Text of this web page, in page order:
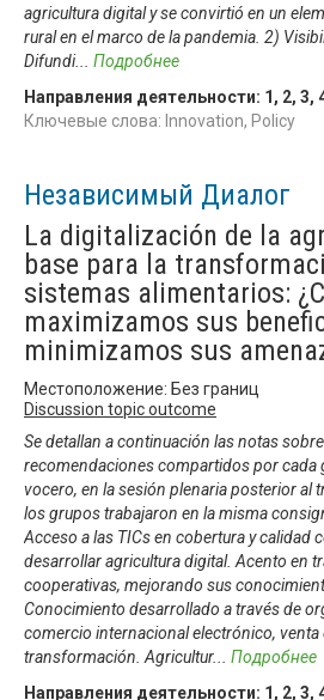
agricultura digital y se convirtió en un
rural en el marco de la pandemia. 2)
Difundi... Подробнее
Направления деятельности: 1 , 2, 3,
Ключевые слова: Innovation, Policy
Независимый Диалог
La digitalización de la
base para la
sistemas alimentarios:
maximizamos sus
minimizamos sus
Местоположение: Без границ
Discussion topic outcome
Se detallan a continuación las notas
recomendaciones compartidos por cada
vocero, en la sesión plenaria posterior al
los grupos trabajaron en la misma
Acceso a las TICs en cobertura y calidad
desarrollar agricultura digital. Acento en
cooperativas, mejorando sus
Conocimiento desarrollado a través de
comercio internacional electrónico,
transformación. Agricultur... Подробнее
Направления деятельности: 1 , 2, 3,